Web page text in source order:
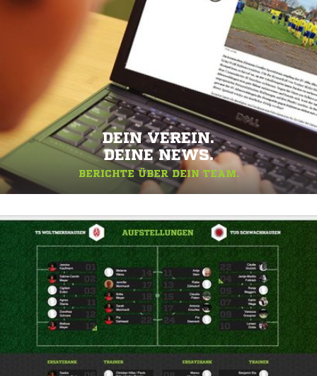
DEIN VEREIN.
DEINE NEWS.
BERICHTE ÜBER DEIN TEAM.